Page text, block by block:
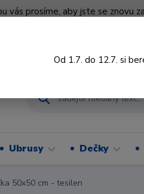
vás prosíme, aby jste se
Ubrusy Dečky
50x50 cm - tesilen
Od 1.7. do 12.7. si